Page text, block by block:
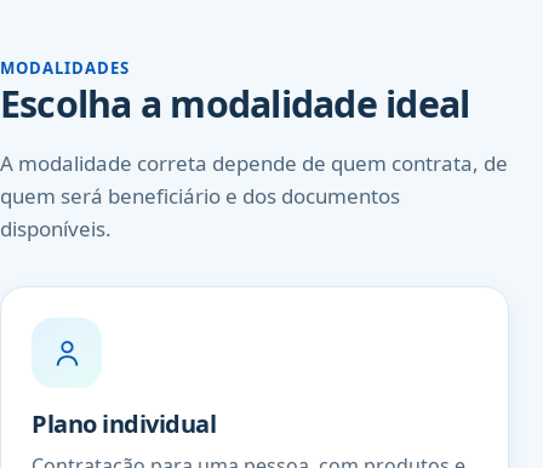
MODALIDADES
Escolha a modalidade ideal
A modalidade correta depende de quem contrata, de
quem será beneficiário e dos documentos
disponíveis.
Plano individual